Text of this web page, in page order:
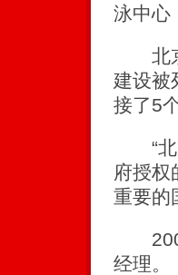
泳中心
北京
建设被
接了5
“北
府授权
重要的
2002
经理。